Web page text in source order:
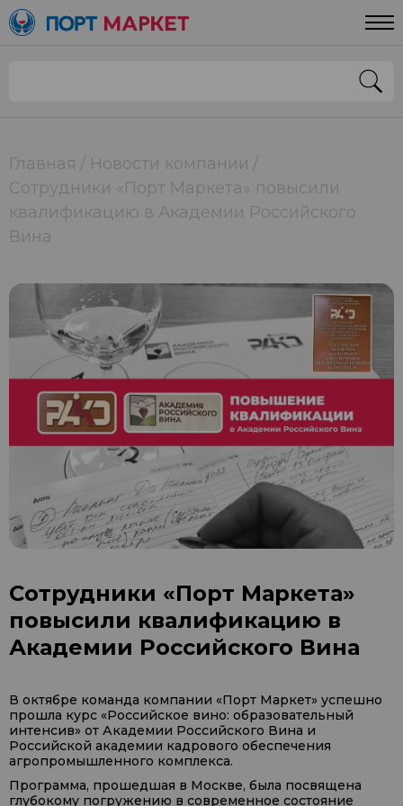
Главная
Новости компании
Сотрудники «Порт Маркета» повысили
квалификацию в Академии Российского
Вина
Сотрудники «Порт Маркета»
повысили квалификацию в
Академии Российского Вина
В октябре команда компании «Порт Маркет» успешно
прошла курс «Российское вино: образовательный
интенсив» от Академии Российского Вина и
Российской академии кадрового обеспечения
агропромышленного комплекса.
Программа, прошедшая в Москве, была посвящена
глубокому погружению в современное состояние